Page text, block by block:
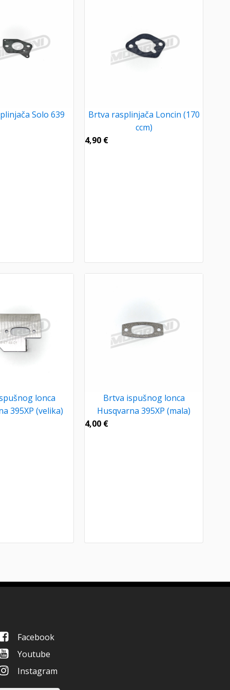
Solo 639
Brtva rasplinjača Loncin (170
ccm)
4,90 €
lonca
395XP (velika)
Brtva ispušnog lonca
Husqvarna 395XP (mala)
4,00 €
Facebook
Youtube
Instagram